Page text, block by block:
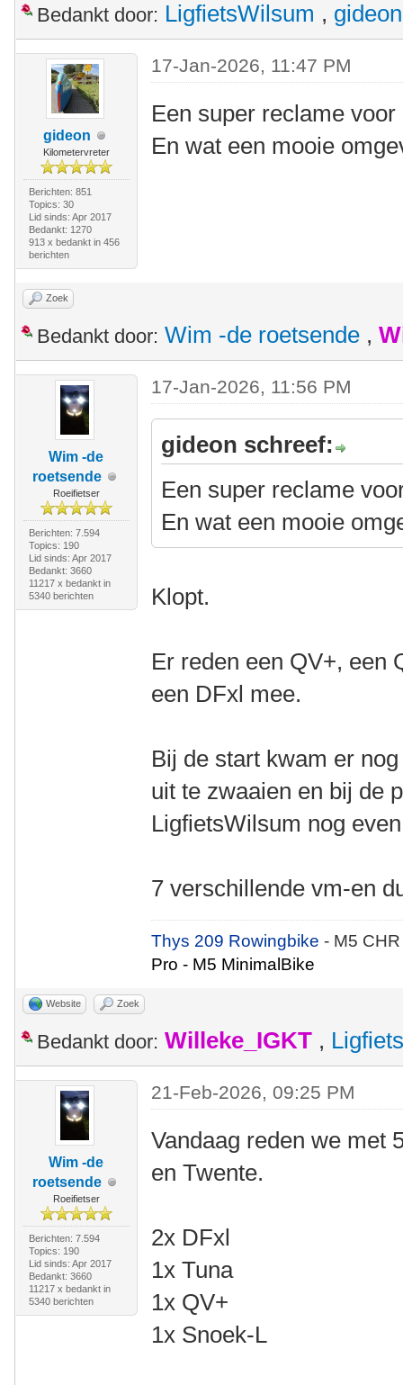
Bedankt door: LigfietsWilsum , gideon
gideon
Kilometervreter
Berichten: 851
Topics: 30
Lid sinds: Apr 2017
Bedankt: 1270
913 x bedankt in 456
berichten
17-Jan-2026, 11:47 PM
Een super reclame
En wat een mooie
Zoek
Bedankt door: Wim -de roetsende ,
Wim -de
roetsende
Roeifietser
Berichten: 7.594
Topics: 190
Lid sinds: Apr 2017
Bedankt: 3660
11217 x bedankt in
5340 berichten
17-Jan-2026, 11:56 PM
gideon schreef:
Een super reclame
En wat een mooie
Klopt.
Er reden een QV+, een
een DFxl mee.
Bij de start kwam er
uit te zwaaien en bij de
LigfietsWilsum nog
7 verschillende vm-en
Thys 209 Rowingbike- M5
Pro - M5 MinimalBike
Website Zoek
Bedankt door: Willeke_IGKT ,
Wim -de
roetsende
Roeifietser
Berichten: 7.594
Topics: 190
Lid sinds: Apr 2017
Bedankt: 3660
11217 x bedankt in
5340 berichten
21-Feb-2026, 09:25 PM
Vandaag reden we met
en Twente.
2x DFxl
1x Tuna
1x QV+
1x Snoek-L